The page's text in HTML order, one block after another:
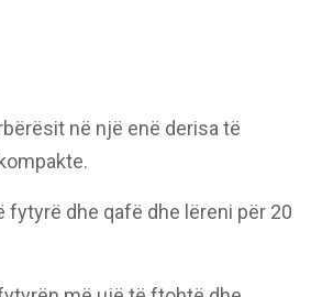
në një enë derisa të
fytyrë dhe qafë dhe lëreni për 20